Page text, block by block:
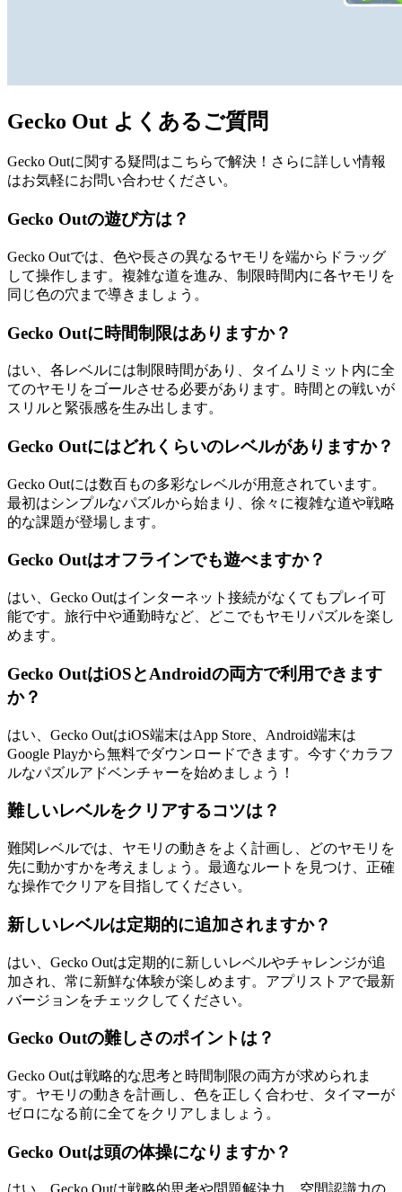
Gecko Out よくあるご質問
Gecko Outに関する疑問はこちらで解決！さらに詳しい情報
はお気軽にお問い合わせください。
Gecko Outの遊び方は？
Gecko Outでは、色や長さの異なるヤモリを端からドラッグ
して操作します。複雑な道を進み、制限時間内に各ヤモリを
同じ色の穴まで導きましょう。
Gecko Outに時間制限はありますか？
はい、各レベルには制限時間があり、タイムリミット内に全
てのヤモリをゴールさせる必要があります。時間との戦いが
スリルと緊張感を生み出します。
Gecko Outにはどれくらいのレベルがありますか？
Gecko Outには数百もの多彩なレベルが用意されています。
最初はシンプルなパズルから始まり、徐々に複雑な道や戦略
的な課題が登場します。
Gecko Outはオフラインでも遊べますか？
はい、Gecko Outはインターネット接続がなくてもプレイ可
能です。旅行中や通勤時など、どこでもヤモリパズルを楽し
めます。
Gecko OutはiOSとAndroidの両方で利用できます
か？
はい、Gecko OutはiOS端末はApp Store、Android端末は
Google Playから無料でダウンロードできます。今すぐカラフ
ルなパズルアドベンチャーを始めましょう！
難しいレベルをクリアするコツは？
難関レベルでは、ヤモリの動きをよく計画し、どのヤモリを
先に動かすかを考えましょう。最適なルートを見つけ、正確
な操作でクリアを目指してください。
新しいレベルは定期的に追加されますか？
はい、Gecko Outは定期的に新しいレベルやチャレンジが追
加され、常に新鮮な体験が楽しめます。アプリストアで最新
バージョンをチェックしてください。
Gecko Outの難しさのポイントは？
Gecko Outは戦略的な思考と時間制限の両方が求められま
す。ヤモリの動きを計画し、色を正しく合わせ、タイマーが
ゼロになる前に全てをクリアしましょう。
Gecko Outは頭の体操になりますか？